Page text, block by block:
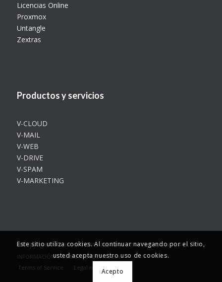
Licencias Online
Proxmox
Untangle
Zextras
Productos y servicios
V-CLOUD
V-MAIL
V-WEB
V-DRIVE
V-SPAM
V-MARKETING
© Copyright - VUCK-SOFTWARE EMPRESA DE TECNOLOGÍAS DE LA
INFORMACIÓN Y COMUNICACIONES S.A.
Terms of Service
Legal notice
Este sitio utiliza cookies. Al continuar navegando por el sitio,
usted acepta nuestro uso de cookies.
Acepto